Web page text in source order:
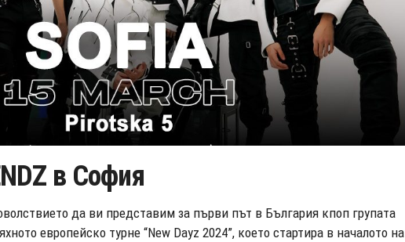
в София
да ви представим за първи път в България кпоп групата
европейско турне “New Dayz 2024”, което стартира в началото на